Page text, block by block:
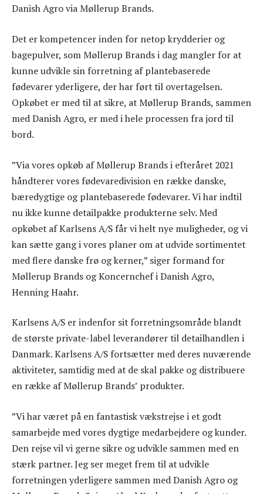
Danish Agro via Møllerup Brands.
Det er kompetencer inden for netop krydderier og
bagepulver, som Møllerup Brands i dag mangler for at
kunne udvikle sin forretning af plantebaserede
fødevarer yderligere, der har ført til overtagelsen.
Opkøbet er med til at sikre, at Møllerup Brands, sammen
med Danish Agro, er med i hele processen fra jord til
bord.
”Via vores opkøb af Møllerup Brands i efteråret 2021
håndterer vores fødevaredivision en række danske,
bæredygtige og plantebaserede fødevarer. Vi har indtil
nu ikke kunne detailpakke produkterne selv. Med
opkøbet af Karlsens A/S får vi helt nye muligheder, og vi
kan sætte gang i vores planer om at udvide sortimentet
med flere danske frø og kerner,” siger formand for
Møllerup Brands og Koncernchef i Danish Agro,
Henning Haahr.
Karlsens A/S er indenfor sit forretningsområde blandt
de største private-label leverandører til detailhandlen i
Danmark. Karlsens A/S fortsætter med deres nuværende
aktiviteter, samtidig med at de skal pakke og distribuere
en række af Møllerup Brands’ produkter.
”Vi har været på en fantastisk vækstrejse i et godt
samarbejde med vores dygtige medarbejdere og kunder.
Den rejse vil vi gerne sikre og udvikle sammen med en
stærk partner. Jeg ser meget frem til at udvikle
forretningen yderligere sammen med Danish Agro og